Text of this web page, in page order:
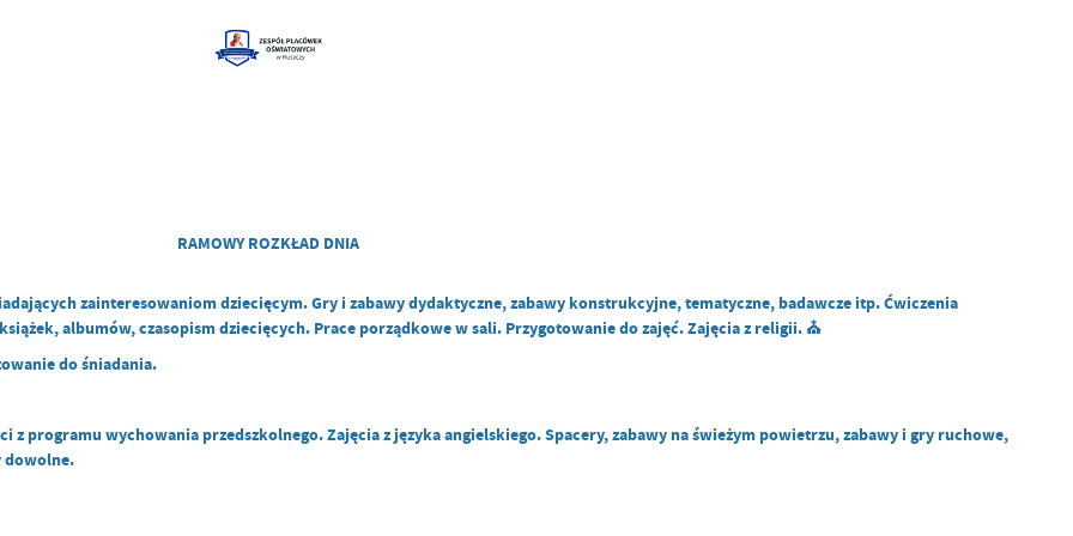
RAMOWY ROZKŁAD DNIA
zainteresowaniom dziecięcym. Gry i zabawy dydaktyczne, zabawy konstrukcyjne, tematyczne, badawcze itp. Ćwiczenia
albumów, czasopism dziecięcych. Prace porządkowe w sali. Przygotowanie do zajęć. Zajęcia z religii. ⛪
do śniadania.
programu wychowania przedszkolnego. Zajęcia z języka angielskiego. Spacery, zabawy na świeżym powietrzu, zabawy i gry ruchowe,
dowolne.